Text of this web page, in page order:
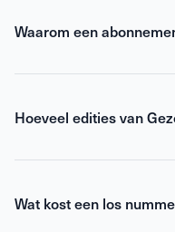
Waarom een
Eenabonnementop
opzichte van losse
geïnformeerd en
Hoeveel edities van
Gezondnu verschijnt 6
Wat kost een los